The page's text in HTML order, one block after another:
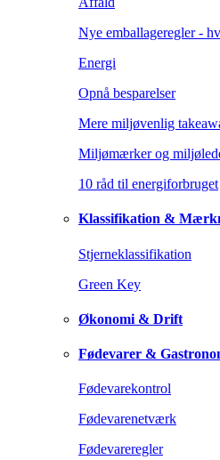
Nye emballageregler -
Energi
Opnå besparelser
Mere miljøvenlig
Miljømærker og
10 råd til energiforbruget
Klassifikation &
Stjerneklassifikation
Green Key
Økonomi & Drift
Fødevarer &
Fødevarekontrol
Fødevarenetværk
Fødevareregler